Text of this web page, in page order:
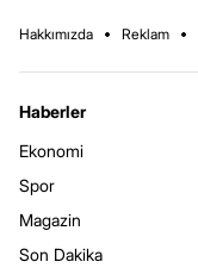
Hakkımızda Reklam
Haberler
Ekonomi
Spor
Magazin
Son Dakika